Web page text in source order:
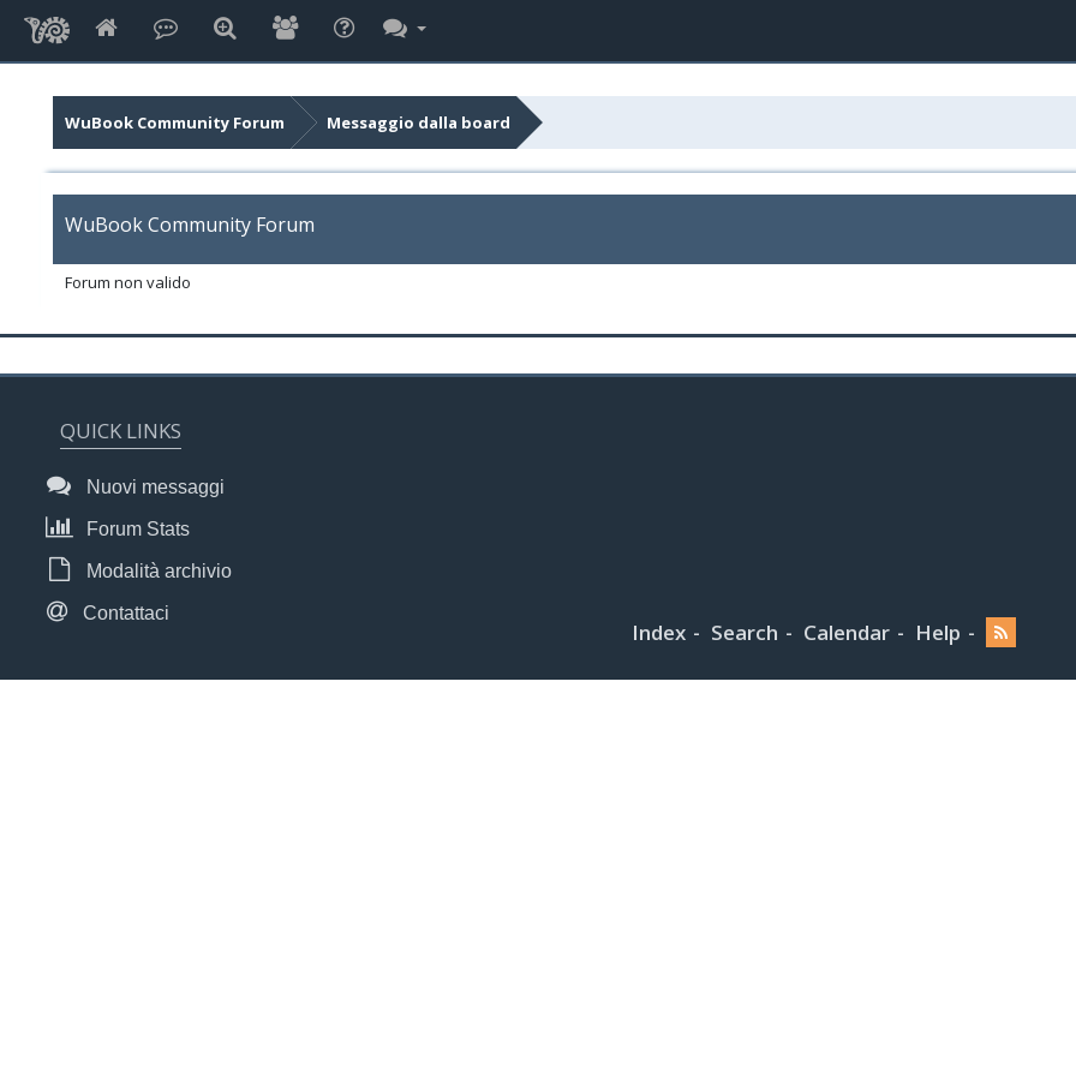
WuBook Community Forum Messaggio dalla board
WuBook Community Forum
Forum non valido
QUICK LINKS
Nuovi messaggi
Forum Stats
Modalità archivio
Contattaci
Index Search Calendar Help